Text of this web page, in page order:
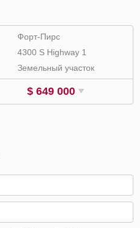
Форт-Пирс
4300 S Highway 1
Земельный участок
$ 649 000